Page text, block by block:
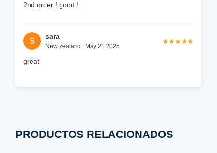
2nd order ! good !
S
sara
New Zealand | May 21.2025
★★★★★
★★★★★
great
PRODUCTOS RELACIONADOS